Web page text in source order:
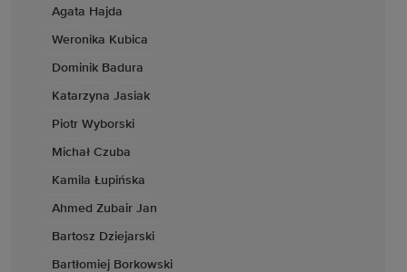
Agata Hajda
Weronika Kubica
Dominik Badura
Katarzyna Jasiak
Piotr Wyborski
Michał Czuba
Kamila Łupińska
Ahmed Zubair Jan
Bartosz Dziejarski
Bartłomiej Borkowski